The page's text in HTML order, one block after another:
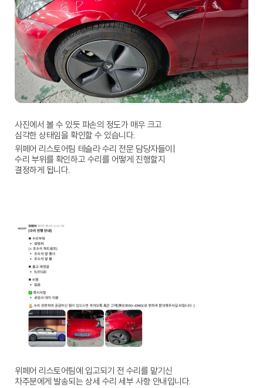
사진에서 볼 수 있듯 파손의 정도가 매우 크고
심각한 상태임을 확인할 수 있습니다.
위페어 리스토어팀 테슬라 수리 전문 담당자들이|
수리 부위를 확인하고 수리를 어떻게 진행할지
결정하게 됩니다.
위페어 리스토어팀에 입고되기 전 수리를 맡기신
차주분에게 발송되는 상세 수리 세부 사항 안내입니다.